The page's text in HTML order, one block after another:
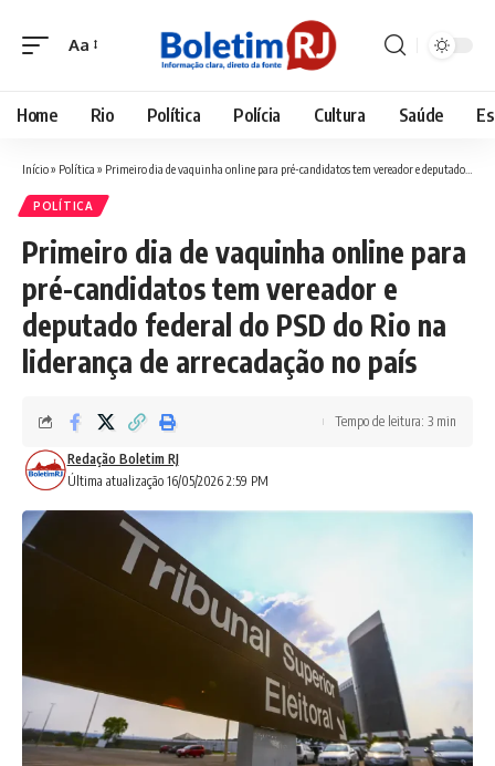
Font
Aa
Home Rio Política Polícia Cultura Saúde
Início» Política » Primeiro dia de vaquinha online para pré-candidatos tem vereador e deputado federal do PSD do Rio na liderança de arrecadação no país
POLÍTICA
Primeiro dia de vaquinha online para
pré-candidatos tem vereador e
deputado federal do PSD do Rio na
liderança de arrecadação no país
Última atualização 16/05/2026 2:59 PM
Redação Boletim RJ
Tempo de leitura: 3 min